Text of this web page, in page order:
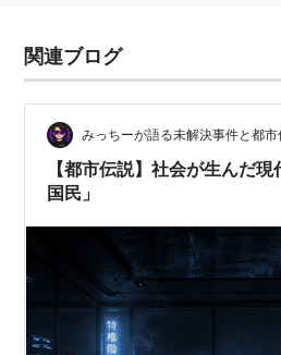
関連ブログ
みっちーが語る未解決事件と都市
【都市伝説】社会が生んだ
国民」